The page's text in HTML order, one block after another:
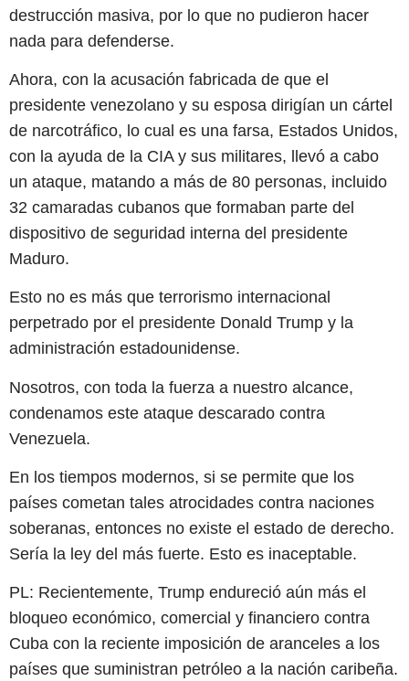
destrucción masiva, por lo que no pudieron hacer
nada para defenderse.
Ahora, con la acusación fabricada de que el
presidente venezolano y su esposa dirigían un cártel
de narcotráfico, lo cual es una farsa, Estados Unidos,
con la ayuda de la CIA y sus militares, llevó a cabo
un ataque, matando a más de 80 personas, incluido
32 camaradas cubanos que formaban parte del
dispositivo de seguridad interna del presidente
Maduro.
Esto no es más que terrorismo internacional
perpetrado por el presidente Donald Trump y la
administración estadounidense.
Nosotros, con toda la fuerza a nuestro alcance,
condenamos este ataque descarado contra
Venezuela.
En los tiempos modernos, si se permite que los
países cometan tales atrocidades contra naciones
soberanas, entonces no existe el estado de derecho.
Sería la ley del más fuerte. Esto es inaceptable.
PL: Recientemente, Trump endureció aún más el
bloqueo económico, comercial y financiero contra
Cuba con la reciente imposición de aranceles a los
países que suministran petróleo a la nación caribeña.